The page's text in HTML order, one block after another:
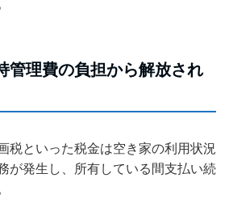
管理費の負担から解放され
税といった税金は空き家の利用状況
が発生し、所有している間支払い続